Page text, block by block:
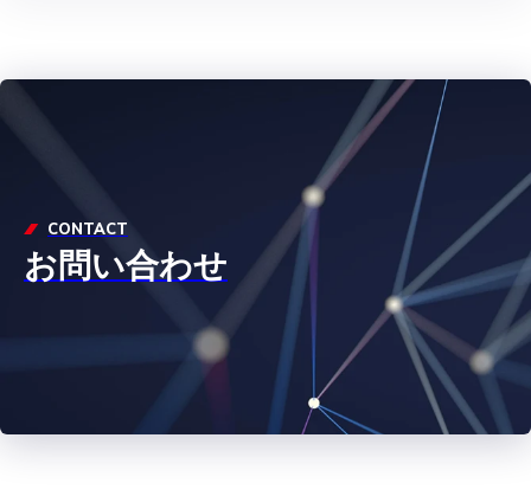
CONTACT
お問い合わせ